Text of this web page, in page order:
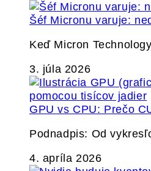
Šéf Micronu varuje:
Keď Micron
3. júla 2026
GPU vs CPU: Prečo
Podnadpis: Od
4. apríla 2026